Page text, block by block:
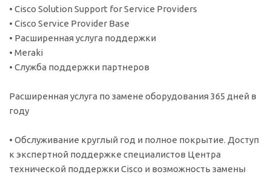
• Cisco Solution Support for Service Providers
• Cisco Service Provider Base
• Расширенная услуга поддержки
• Meraki
• Служба поддержки партнеров
Расширенная услуга по замене оборудования 365 дней в
году
• Обслуживание круглый год и полное покрытие. Доступ
к экспертной поддержке специалистов Центра
технической поддержки Cisco и возможность замены